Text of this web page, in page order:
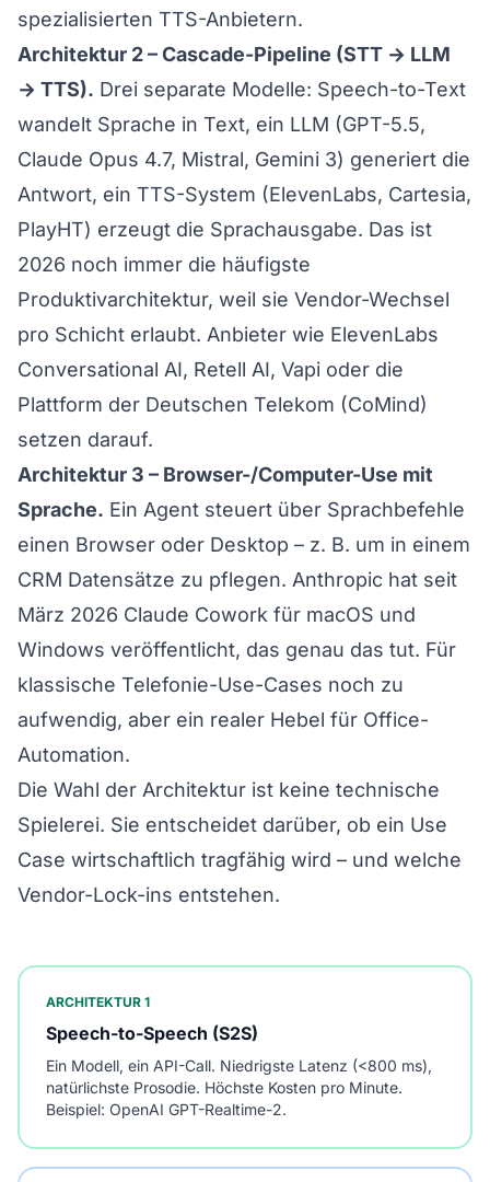
spezialisierten TTS-Anbietern.
Architektur 2 – Cascade-Pipeline (STT → LLM
→ TTS). Drei separate Modelle: Speech-to-Text
wandelt Sprache in Text, ein LLM (GPT-5.5,
Claude Opus 4.7, Mistral, Gemini 3) generiert die
Antwort, ein TTS-System (ElevenLabs, Cartesia,
PlayHT) erzeugt die Sprachausgabe. Das ist
2026 noch immer die häufigste
Produktivarchitektur, weil sie Vendor-Wechsel
pro Schicht erlaubt. Anbieter wie ElevenLabs
Conversational AI, Retell AI, Vapi oder die
Plattform der Deutschen Telekom (CoMind)
setzen darauf.
Architektur 3 – Browser-/Computer-Use mit
Sprache. Ein Agent steuert über Sprachbefehle
einen Browser oder Desktop – z. B. um in einem
CRM Datensätze zu pflegen. Anthropic hat seit
März 2026 Claude Cowork für macOS und
Windows veröffentlicht, das genau das tut. Für
klassische Telefonie-Use-Cases noch zu
aufwendig, aber ein realer Hebel für Office-
Automation.
Die Wahl der Architektur ist keine technische
Spielerei. Sie entscheidet darüber, ob ein Use
Case wirtschaftlich tragfähig wird – und welche
Vendor-Lock-ins entstehen.
ARCHITEKTUR 1
Speech-to-Speech (S2S)
Ein Modell, ein API-Call. Niedrigste Latenz (<800 ms),
natürlichste Prosodie. Höchste Kosten pro Minute.
Beispiel: OpenAI GPT-Realtime-2.